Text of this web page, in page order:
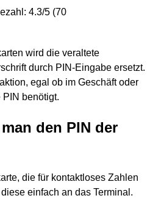
4.3/5 (70
wird die veraltete
durch PIN-Eingabe ersetzt.
egal ob im Geschäft oder
benötigt.
den PIN der
die für kontaktloses Zahlen
einfach an das Terminal.